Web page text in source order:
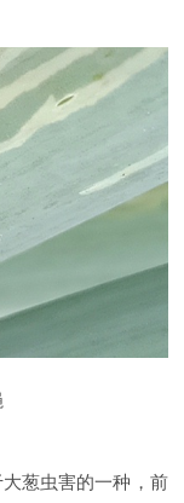
葱虫害的一种，前